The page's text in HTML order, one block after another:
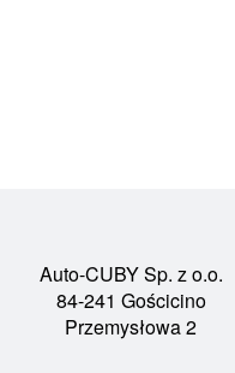
Auto-CUBY Sp. z o.o.
84-241 Gościcino
Przemysłowa 2